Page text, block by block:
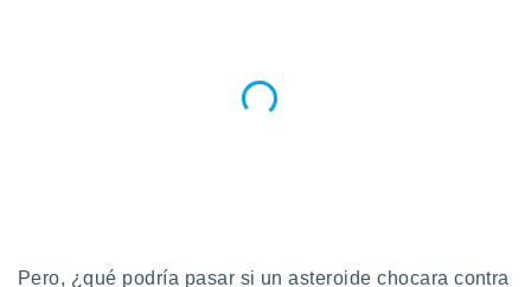
Pero, ¿qué podría pasar si un asteroide chocara contra